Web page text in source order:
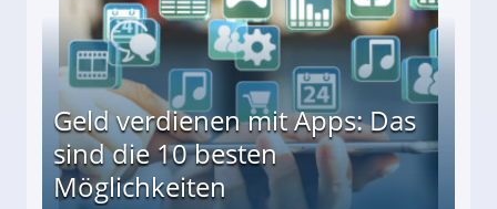
Geld verdienen mit Apps: Das
sind die 10 besten
Möglichkeiten